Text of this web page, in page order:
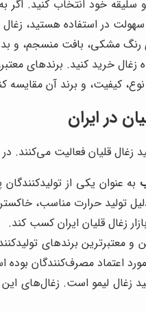
و سلیقه خود انتخاب کنید.
سهولت در استفاده هستید،
رنگ مشکی، بافت منسجم،
زغال خرید کنید. برندهای
کیفیت، و برند آن
در ایران
زغال قلیان فعالیت
به عنوان یکی از
تولید حرارت مناسب،
زغال قلیان ایران کسب کند.
و معتبرترین برندهای
اعتماد مصرف‌کنندگان
زغال لیمو است. زغال‌های این